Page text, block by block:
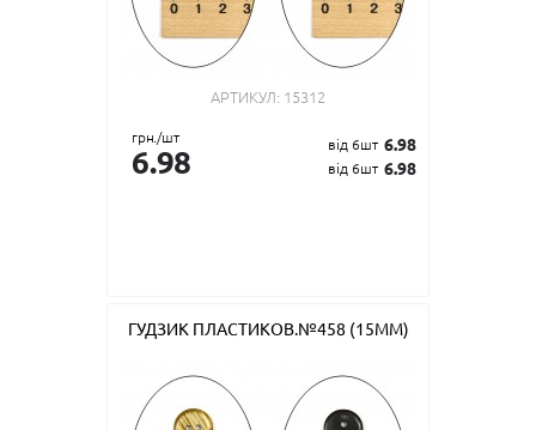
АРТИКУЛ: 15312
грн./шт
6.98 від 6шт 6.98
від 6шт 6.98
ГУДЗИК ПЛАСТИКОВ.№458 (15ММ)